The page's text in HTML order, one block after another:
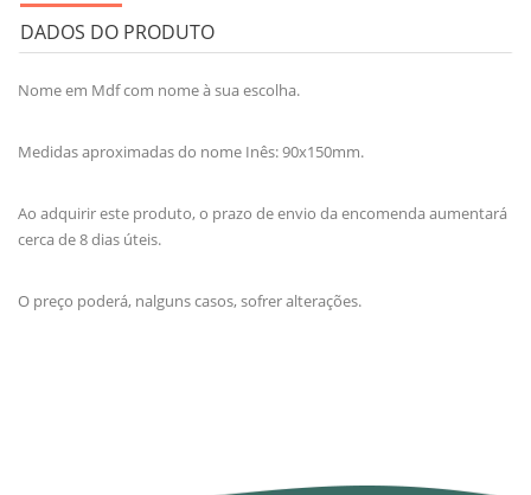
DADOS DO PRODUTO
Nome em Mdf com nome à sua escolha.
Medidas aproximadas do nome Inês: 90x150mm.
Ao adquirir este produto, o prazo de envio da encomenda aumentará
cerca de 8 dias úteis.
O preço poderá, nalguns casos, sofrer alterações.